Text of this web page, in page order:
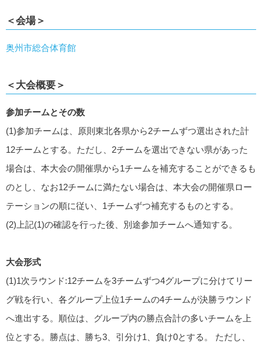
＜会場＞
奥州市総合体育館
＜大会概要＞
参加チームとその数
(1)参加チームは、原則東北各県から2チームずつ選出された計
12チームとする。ただし、2チームを選出できない県があった
場合は、本大会の開催県から1チームを補充することができるも
のとし、なお12チームに満たない場合は、本大会の開催県ロー
テーションの順に従い、1チームずつ補充するものとする。
(2)上記(1)の確認を行った後、別途参加チームへ通知する。
大会形式
(1)1次ラウンド:12チームを3チームずつ4グループに分けてリー
グ戦を行い、各グループ上位1チームの4チームが決勝ラウンド
へ進出する。順位は、グループ内の勝点合計の多いチームを上
位とする。勝点は、勝ち3、引分け1、負け0とする。 ただし、